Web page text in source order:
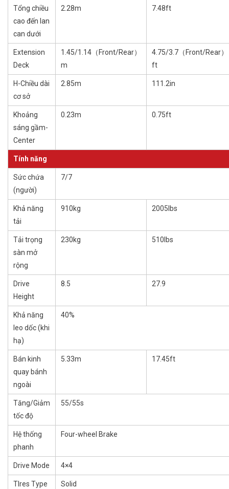
Tổng chiều
cao đến lan
can dưới
2.28m 7.48ft
Extension
Deck
1.45/1.14（Front/Rear）
m
4.75/3.7（Front/Rear）
ft
H-Chiều dài
cơ sở
2.85m 111.2in
Khoảng
sáng gầm-
Center
0.23m 0.75ft
Tính năng
Sức chứa
(người)
7/7
Khả năng
tải
910kg 2005lbs
Tải trọng
sàn mở
rộng
230kg 510lbs
Drive
Height
8.5 27.9
Khả năng
leo dốc (khi
hạ)
40%
Bán kinh
quay bánh
ngoài
5.33m 17.45ft
Tăng/Giảm
tốc độ
55/55s
Hệ thống
phanh
Four-wheel Brake
Drive Mode 4×4
TIres Type Solid